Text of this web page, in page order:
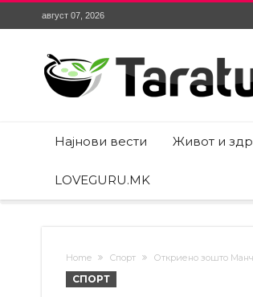
август 07, 2026
Најнови вести Живот и
LOVEGURU.MK
Home Спорт Откриено зошто
СПОРТ